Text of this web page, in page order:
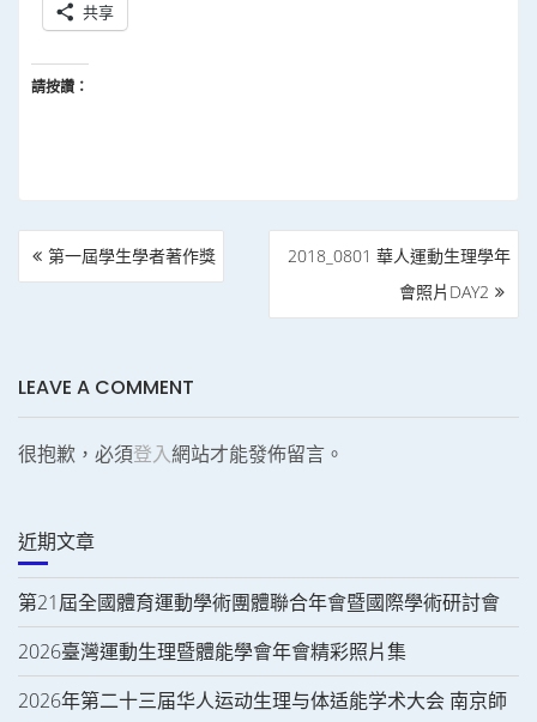
共享
請按讚：
文
章 第一屆學生學者著作獎
2018_0801 華人運動生理學年
會照片DAY2
LEAVE A COMMENT
很抱歉，必須登入網站才能發佈留言。
近期文章
第21屆全國體育運動學術團體聯合年會暨國際學術研討會
2026臺灣運動生理暨體能學會年會精彩照片集
2026年第二十三届华人运动生理与体适能学术大会 南京師